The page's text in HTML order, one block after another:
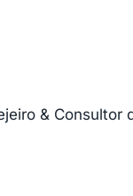
& Consultor